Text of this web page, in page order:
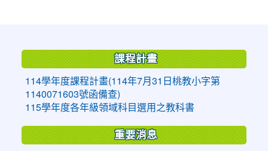
課程計畫
114學年度課程計畫(114年7月31日桃教小字第
1140071603號函備查)
115學年度各年級領域科目選用之教科書
重要消息